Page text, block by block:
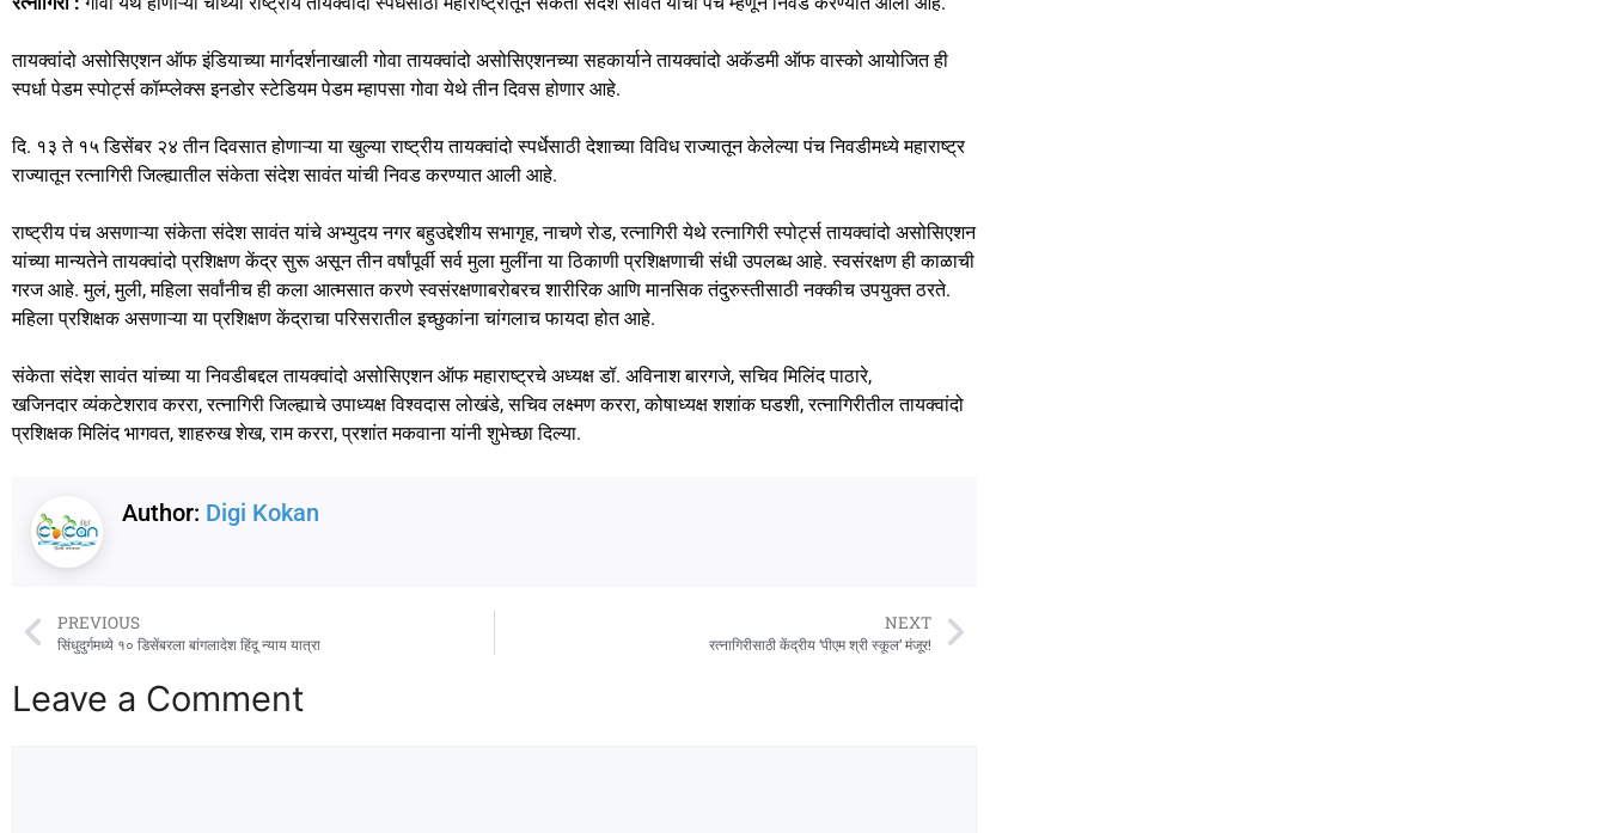
b
o
o
k
d
o
n
तायक्वांदो असोसिएशन ऑफ इंडियाच्या मार्गदर्शनाखाली गोवा तायक्वांदो असोसिएशनच्या सहकार्याने तायक्वांदो अकॅडमी ऑफ वास्को आयोजित ही
स्पर्धा पेडम स्पोर्ट्स कॉम्प्लेक्स इनडोर स्टेडियम पेडम म्हापसा गोवा येथे तीन दिवस होणार आहे.
दि. १३ ते १५ डिसेंबर २४ तीन दिवसात होणाऱ्या या खुल्या राष्ट्रीय तायक्वांदो स्पर्धेसाठी देशाच्या विविध राज्यातून केलेल्या पंच निवडीमध्ये महाराष्ट्र
राज्यातून रत्नागिरी जिल्ह्यातील संकेता संदेश सावंत यांची निवड करण्यात आली आहे.
राष्ट्रीय पंच असणाऱ्या संकेता संदेश सावंत यांचे अभ्युदय नगर बहुउद्देशीय सभागृह, नाचणे रोड, रत्नागिरी येथे रत्नागिरी स्पोर्ट्स तायक्वांदो असोसिएशन
यांच्या मान्यतेने तायक्वांदो प्रशिक्षण केंद्र सुरू असून तीन वर्षांपूर्वी सर्व मुला मुलींना या ठिकाणी प्रशिक्षणाची संधी उपलब्ध आहे. स्वसंरक्षण ही काळाची
गरज आहे. मुलं, मुली, महिला सर्वांनीच ही कला आत्मसात करणे स्वसंरक्षणाबरोबरच शारीरिक आणि मानसिक तंदुरुस्तीसाठी नक्कीच उपयुक्त ठरते.
महिला प्रशिक्षक असणाऱ्या या प्रशिक्षण केंद्राचा परिसरातील इच्छुकांना चांगलाच फायदा होत आहे.
संकेता संदेश सावंत यांच्या या निवडीबद्दल तायक्वांदो असोसिएशन ऑफ महाराष्ट्रचे अध्यक्ष डॉ. अविनाश बारगजे, सचिव मिलिंद पाठारे,
खजिनदार व्यंकटेशराव कररा, रत्नागिरी जिल्ह्याचे उपाध्यक्ष विश्वदास लोखंडे, सचिव लक्ष्मण कररा, कोषाध्यक्ष शशांक घडशी, रत्नागिरीतील तायक्वांदो
प्रशिक्षक मिलिंद भागवत, शाहरुख शेख, राम कररा, प्रशांत मकवाना यांनी शुभेच्छा दिल्या.
Author: Digi Kokan
PREVIOUS
सिंधुदुर्गमध्ये १० डिसेंबरला बांगलादेश हिंदू न्याय यात्रा
NEXT
रत्नागिरीसाठी केंद्रीय ‘पीएम श्री स्कूल’ मंजूर!
Leave a Comment